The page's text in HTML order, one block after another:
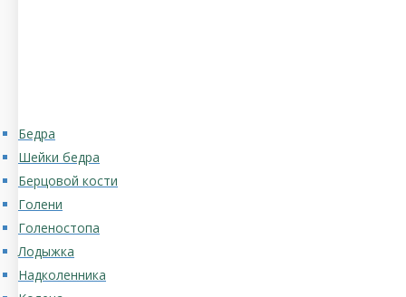
Бедра
Шейки бедра
Берцовой кости
Голени
Голеностопа
Лодыжка
Надколенника